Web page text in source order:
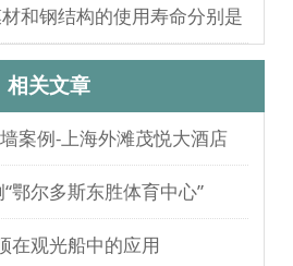
测试验证？
和钢结构的使用寿命分别是
多久？
相关文章
案例-上海外滩茂悦大酒店
鄂尔多斯东胜体育中心”
在观光船中的应用